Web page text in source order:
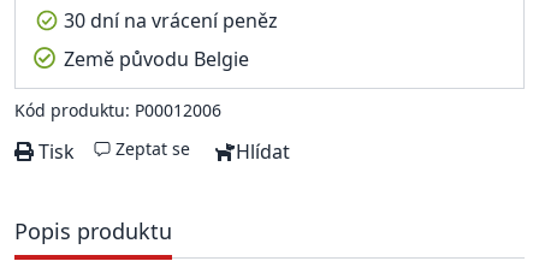
30 dní na vrácení peněz
Země původu Belgie
Kód produktu: P00012006
Tisk Zeptat se Hlídat
Popis produktu